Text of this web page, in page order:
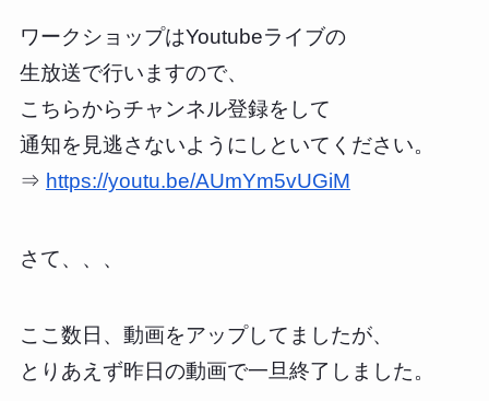
ワークショップはYoutubeライブの
生放送で行いますので、
こちらからチャンネル登録をして
通知を見逃さないようにしといてください。
⇒ https://youtu.be/AUmYm5vUGiM
さて、、、
ここ数日、動画をアップしてましたが、
とりあえず昨日の動画で一旦終了しました。